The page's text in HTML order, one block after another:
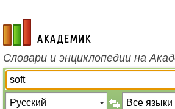
academic.ru
Словари и энциклопедии на